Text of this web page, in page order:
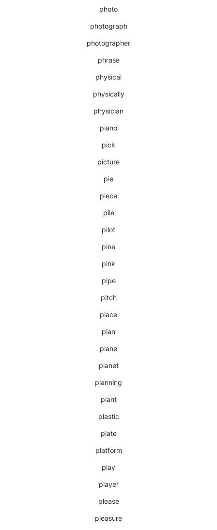
photo
photograph
photographer
phrase
physical
physically
physician
piano
pick
picture
pie
piece
pile
pilot
pine
pink
pipe
pitch
place
plan
plane
planet
planning
plant
plastic
plate
platform
play
player
please
pleasure